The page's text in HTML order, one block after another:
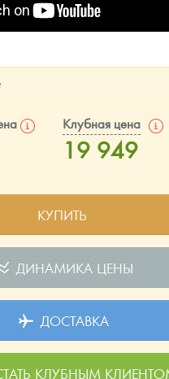
Клубная цена
19 949
КУПИТЬ
ДИНАМИКА ЦЕНЫ
ДОСТАВКА
КЛУБНЫМ